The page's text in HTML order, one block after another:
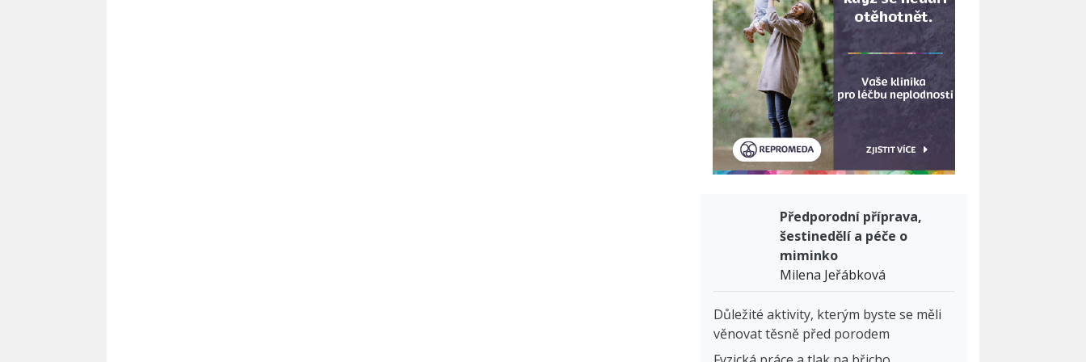
Předporodní příprava,
šestinedělí a péče o
miminko
Milena Jeřábková
Důležité aktivity, kterým byste se měli
věnovat těsně před porodem